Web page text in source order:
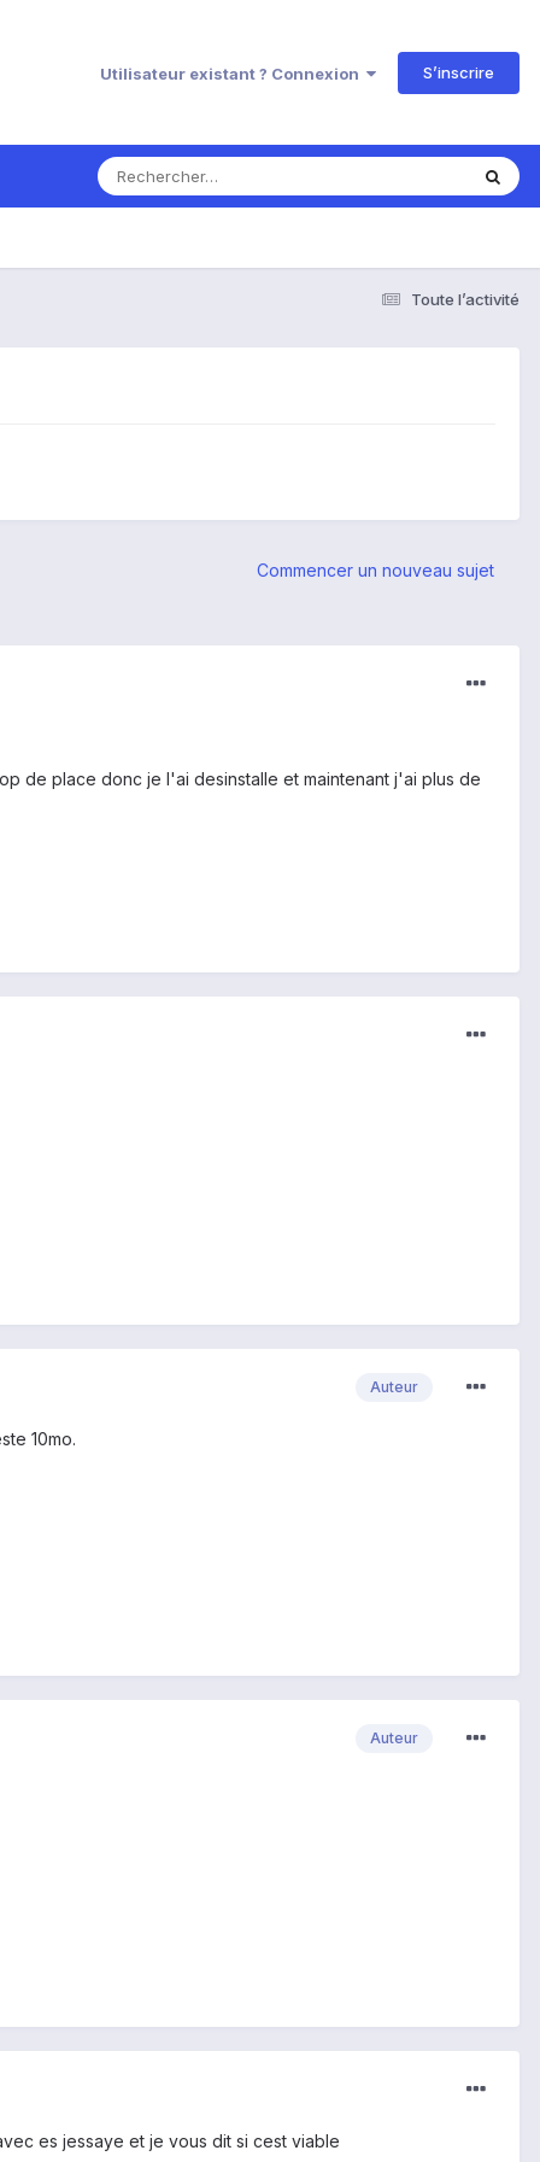
Utilisateur existant ? Connexion S’inscrire
Toute l’activité
Commencer un nouveau sujet
de place donc je l'ai desinstalle et maintenant j'ai plus de
Auteur
10mo.
Auteur
es jessaye et je vous dit si cest viable